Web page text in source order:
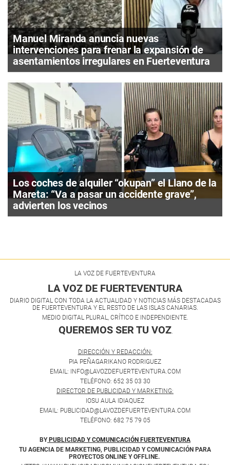
Manuel Miranda anuncia nuevas
intervenciones para frenar la expansión de
asentamientos irregulares en Fuerteventura
Los coches de alquiler “okupan” el Llano de la
Mareta: “Va a pasar un accidente grave”,
advierten los vecinos
LA VOZ DE FUERTEVENTURA
LA VOZ DE FUERTEVENTURA
DIARIO DIGITAL CON TODA LA ACTUALIDAD Y NOTICIAS MÁS DESTACADAS
DE FUERTEVENTURA Y EL RESTO DE LAS ISLAS CANARIAS.
MEDIO DIGITAL PLURAL, CRÍTICO E INDEPENDIENTE.
QUEREMOS SER TU VOZ.
DIRECCIÓN Y REDACCIÓN:
PIA PEÑAGARIKANO RODRIGUEZ
EMAIL: INFO@LAVOZDEFUERTEVENTURA.COM
TELÉFONO: 652 35 03 30
DIRECTOR DE PUBLICIDAD Y MARKETING:
IOSU AULA IDIAQUEZ
EMAIL: PUBLICIDAD@LAVOZDEFUERTEVENTURA.COM
TELÉFONO: 682 75 79 05
BY PUBLICIDAD Y COMUNICACIÓN FUERTEVENTURA
TU AGENCIA DE MARKETING, PUBLICIDAD Y COMUNICACIÓN PARA
PROYECTOS ONLINE Y OFFLINE.